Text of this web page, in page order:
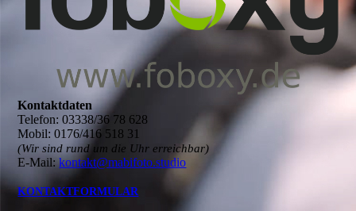
Kontaktdaten
Telefon: 03338/36 78 628
Mobil: 0176/416 518 31
(Wir sind rund um die Uhr erreichbar)
E-Mail:kontakt@mabifoto.studio
KONTAKTFORMULAR